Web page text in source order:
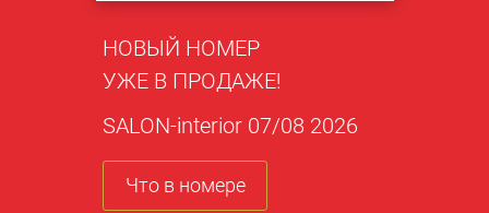
НОВЫЙ НОМЕР
УЖЕ В ПРОДАЖЕ!
SALON-interior 07/08 2026
Что в номере